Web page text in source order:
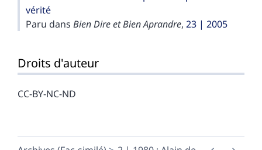
vérité
Paru dans Bien Dire et Bien Aprandre, 23 | 2005
Droits d'auteur
CC-BY-NC-ND